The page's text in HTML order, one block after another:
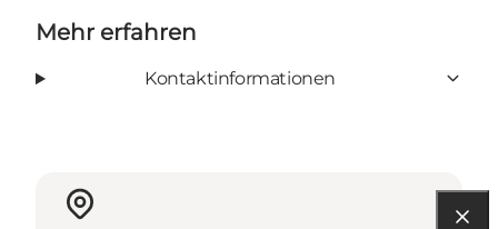
Mehr erfahren
Kontaktinformationen